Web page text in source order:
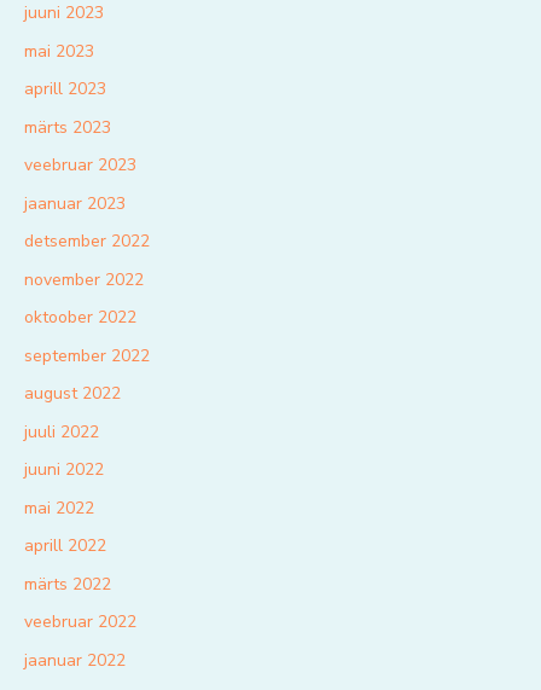
juuni 2023
mai 2023
aprill 2023
märts 2023
veebruar 2023
jaanuar 2023
detsember 2022
november 2022
oktoober 2022
september 2022
august 2022
juuli 2022
juuni 2022
mai 2022
aprill 2022
märts 2022
veebruar 2022
jaanuar 2022